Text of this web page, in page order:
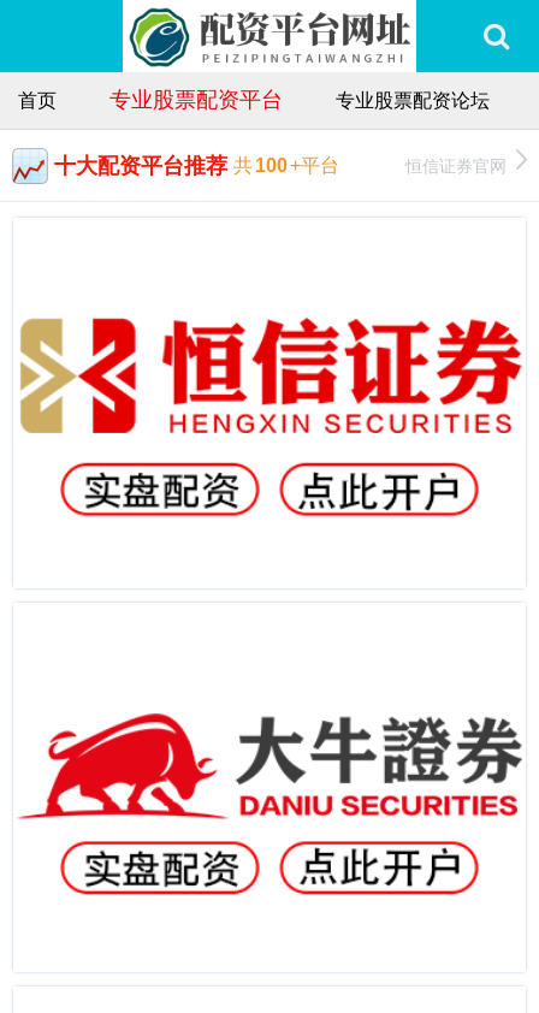
首页 专业股票配资平台 专业股票配资论坛
十大配资平台推荐 共100+平台 恒信证券官网